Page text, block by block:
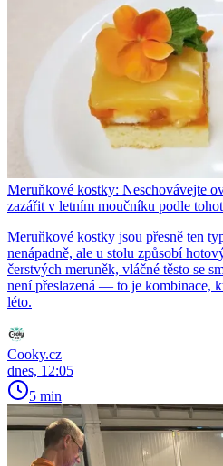
Meruňkové kostky: Neschovávejte
zazářit v letním moučníku podle
Meruňkové kostky jsou přesně ten
nenápadně, ale u stolu způsobí
čerstvých meruněk, vláčné těsto se
není přeslazená — to je kombinace,
léto.
Cooky.cz
dnes, 12:05
5 min